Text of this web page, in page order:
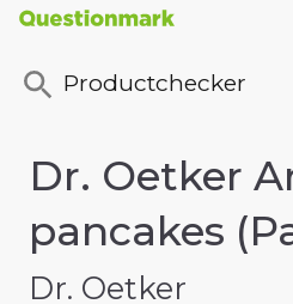
Productchecker
Dr. Oetker
pancakes
Dr. Oetker